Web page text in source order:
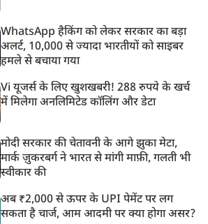
WhatsApp हैकिंग को लेकर सरकार का बड़ा
अलर्ट, 10,000 से ज्यादा भारतीयों को साइबर
हमले से बचाया गया
Vi यूजर्स के लिए खुशखबरी! 288 रुपये के खर्च
में मिलेगा अनलिमिटेड कॉलिंग और डेटा
मोदी सरकार की चेतावनी के आगे झुका मेटा,
मार्क ज़ुकरबर्ग ने भारत से मांगी माफ़ी, गलती भी
स्वीकार की
अब ₹2,000 से ऊपर के UPI पेमेंट पर लग
सकता है चार्ज, आम आदमी पर क्या होगा असर?